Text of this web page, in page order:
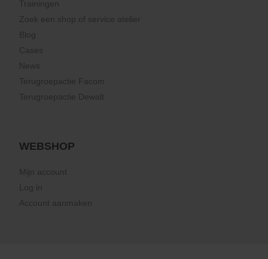
Trainingen
Zoek een shop of service atelier
Blog
Cases
News
Terugroepactie Facom
Terugroepactie Dewalt
WEBSHOP
Mijn account
Log in
Account aanmaken